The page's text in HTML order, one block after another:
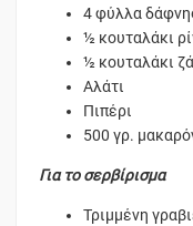
4 φύλλα
½ κουταλάκι
½ κουταλάκι
Αλάτι
Πιπέρι
500 γρ.
Για το σερβίρισμα
Τριμμένη